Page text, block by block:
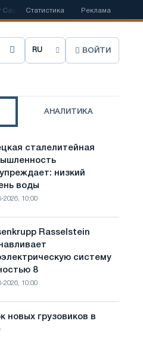
стали 📰Испанский Acerinox
Статистика Реклама
В
б
т
ь
я
з
ы
к
й
ВОЙТИ
АНАЛИТИКА
сталелитейная
низкий
воды
2026, 10:00
Rasselstein
систему
8
2026, 10:00
новых грузовиков в